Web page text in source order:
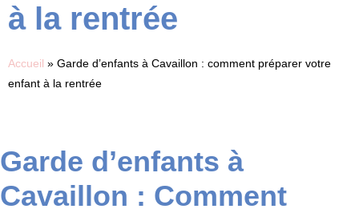
à la rentrée
Accueil » Garde d’enfants à Cavaillon : comment préparer votre
enfant à la rentrée
Garde d’enfants à
Cavaillon : Comment